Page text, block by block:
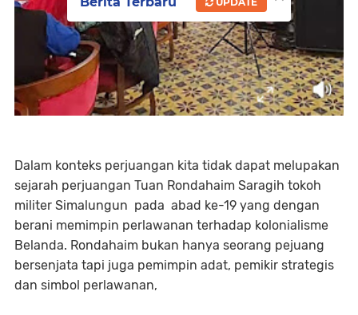
Dalam konteks perjuangan kita tidak dapat melupakan
sejarah perjuangan Tuan Rondahaim Saragih tokoh
militer Simalungun pada abad ke-19 yang dengan
berani memimpin perlawanan terhadap kolonialisme
Belanda. Rondahaim bukan hanya seorang pejuang
bersenjata tapi juga pemimpin adat, pemikir strategis
dan simbol perlawanan,